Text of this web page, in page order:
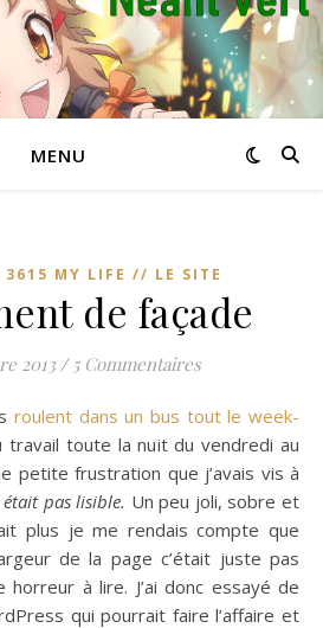
MENU
3615 MY LIFE // LE SITE
de façade
2013 / 5 Commentaires
roulent dans un bus tout le week-
travail toute la nuit du vendredi au
petite frustration que j’avais vis à
pas lisible. Un peu joli, sobre et
plus je me rendais compte que
de la page c’était juste pas
horreur à lire. J’ai donc essayé de
qui pourrait faire l’affaire et